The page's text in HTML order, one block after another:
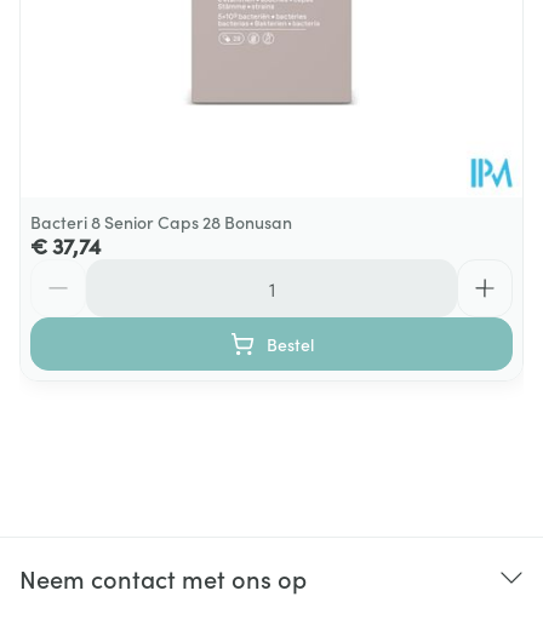
Bacteri 8 Senior Caps 28 Bonusan
€ 37,74
Bestel
Neem contact met ons op